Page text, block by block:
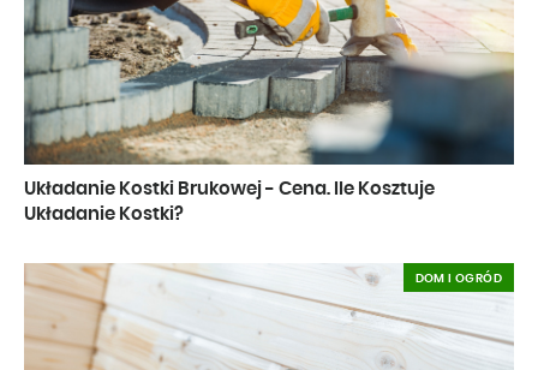
Układanie Kostki Brukowej - Cena. Ile Kosztuje
Układanie Kostki?
DOM I OGRÓD